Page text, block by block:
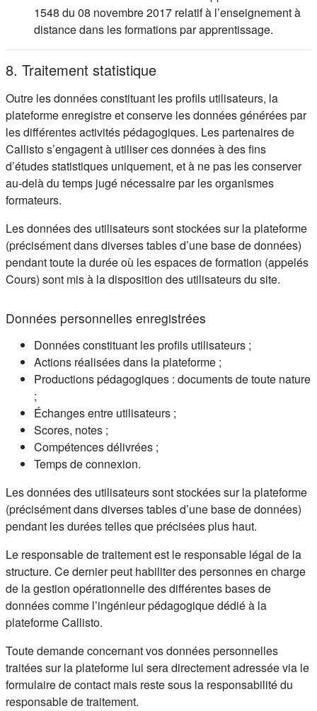
1548 du 08 novembre 2017 relatif à l’enseignement à
distance dans les formations par apprentissage.
8. Traitement statistique
Outre les données constituant les profils utilisateurs, la
plateforme enregistre et conserve les données générées par
les différentes activités pédagogiques. Les partenaires de
Callisto s’engagent à utiliser ces données à des fins
d’études statistiques uniquement, et à ne pas les conserver
au-delà du temps jugé nécessaire par les organismes
formateurs.
Les données des utilisateurs sont stockées sur la plateforme
(précisément dans diverses tables d’une base de données)
pendant toute la durée où les espaces de formation (appelés
Cours) sont mis à la disposition des utilisateurs du site.
Données personnelles enregistrées
Données constituant les profils utilisateurs ;
Actions réalisées dans la plateforme ;
Productions pédagogiques : documents de toute nature
;
Échanges entre utilisateurs ;
Scores, notes ;
Compétences délivrées ;
Temps de connexion.
Les données des utilisateurs sont stockées sur la plateforme
(précisément dans diverses tables d’une base de données)
pendant les durées telles que précisées plus haut.
Le responsable de traitement est le responsable légal de la
structure. Ce dernier peut habiliter des personnes en charge
de la gestion opérationnelle des différentes bases de
données comme l’ingénieur pédagogique dédié à la
plateforme Callisto.
Toute demande concernant vos données personnelles
traitées sur la plateforme lui sera directement adressée via le
formulaire de contact mais reste sous la responsabilité du
responsable de traitement.